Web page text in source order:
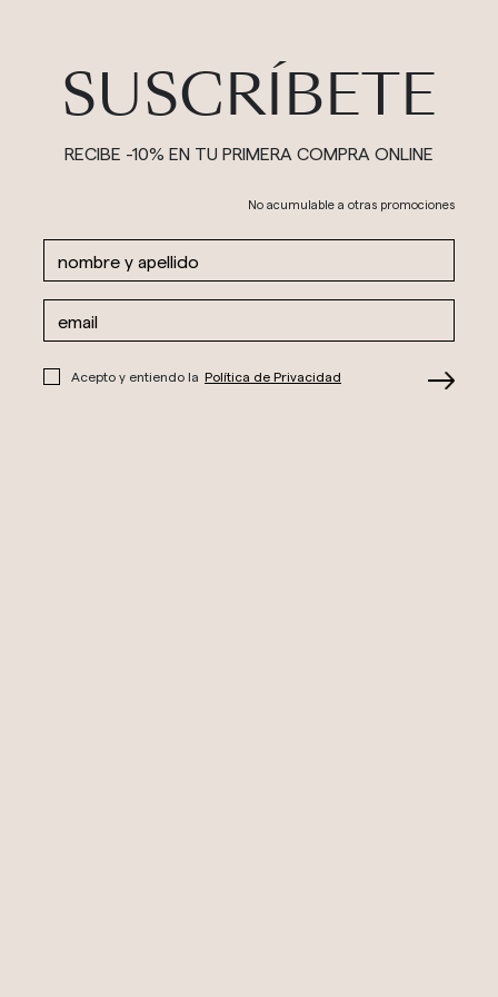
SUSCRÍBETE
RECIBE -10% EN TU PRIMERA COMPRA ONLINE
No acumulable a otras promociones
Acepto y entiendo la Política de Privacidad